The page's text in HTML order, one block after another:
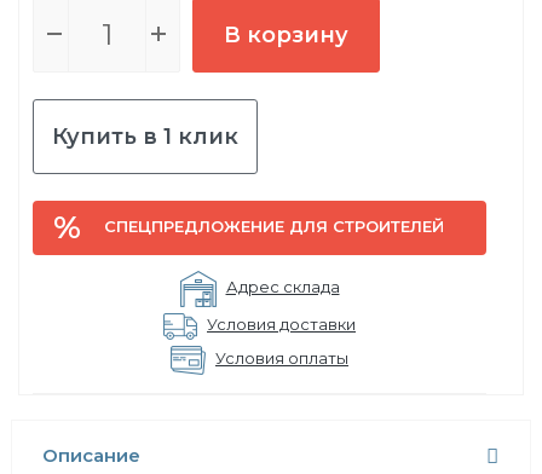
В корзину
Купить в 1 клик
СПЕЦПРЕДЛОЖЕНИЕ ДЛЯ СТРОИТЕЛЕЙ
Адрес склада
Условия доставки
Условия оплаты
Описание